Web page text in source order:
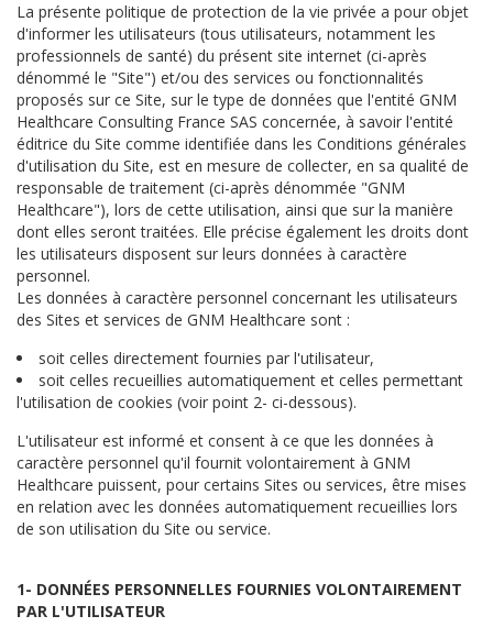
La présente politique de protection de la vie privée a pour objet
d'informer les utilisateurs (tous utilisateurs, notamment les
professionnels de santé) du présent site internet (ci-après
dénommé le "Site") et/ou des services ou fonctionnalités
proposés sur ce Site, sur le type de données que l'entité GNM
Healthcare Consulting France SAS concernée, à savoir l'entité
éditrice du Site comme identifiée dans les Conditions générales
d'utilisation du Site, est en mesure de collecter, en sa qualité de
responsable de traitement (ci-après dénommée "GNM
Healthcare"), lors de cette utilisation, ainsi que sur la manière
dont elles seront traitées. Elle précise également les droits dont
les utilisateurs disposent sur leurs données à caractère
personnel.
Les données à caractère personnel concernant les utilisateurs
des Sites et services de GNM Healthcare sont :
soit celles directement fournies par l'utilisateur,
soit celles recueillies automatiquement et celles permettant
l'utilisation de cookies (voir point 2- ci-dessous).
L'utilisateur est informé et consent à ce que les données à
caractère personnel qu'il fournit volontairement à GNM
Healthcare puissent, pour certains Sites ou services, être mises
en relation avec les données automatiquement recueillies lors
de son utilisation du Site ou service.
1- DONNÉES PERSONNELLES FOURNIES VOLONTAIREMENT
PAR L'UTILISATEUR